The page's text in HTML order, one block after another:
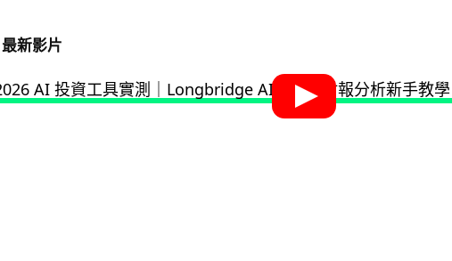
最新影片